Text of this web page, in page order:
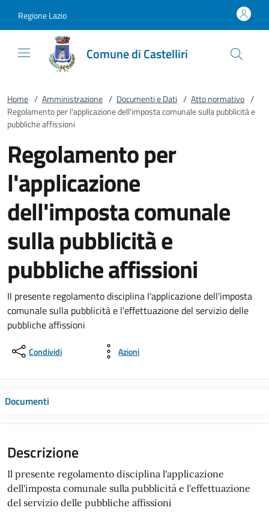
Regione Lazio
Comune di Castelliri
Home / Amministrazione / Documenti e Dati / Atto normativo /
Regolamento per l'applicazione dell'imposta comunale sulla pubblicità e
pubbliche affissioni
Regolamento per
l'applicazione
dell'imposta comunale
sulla pubblicità e
pubbliche affissioni
Il presente regolamento disciplina l'applicazione dell'imposta
comunale sulla pubblicità e l'effettuazione del servizio delle
pubbliche affissioni
Condividi Azioni
Documenti
Descrizione
Il presente regolamento disciplina l'applicazione
dell'imposta comunale sulla pubblicità e l'effettuazione
del servizio delle pubbliche affissioni